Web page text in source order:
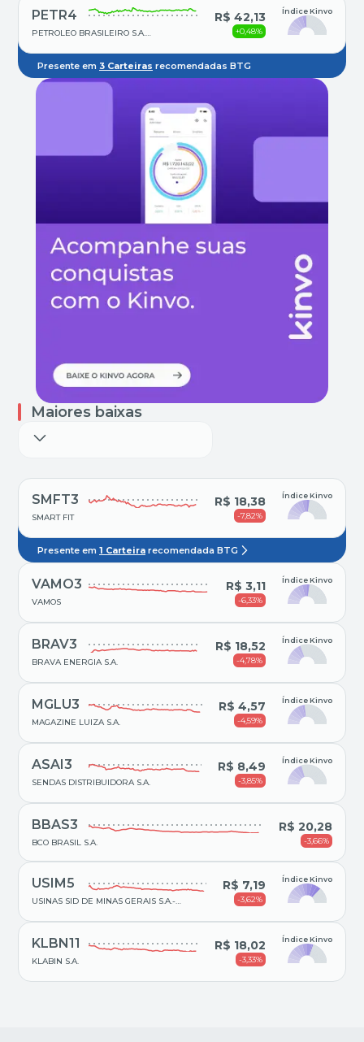
PETR4
PETROLEO BRASILEIRO S.A.
R$ 42,13
+0,48%
Índice Kinvo
Presente em 3 Carteiras recomendadas BTG
Maiores baixas
SMFT3
SMART FIT
R$ 18,38
-7,82%
Índice Kinvo
Presente em 1 Carteira recomendada BTG
VAMO3
VAMOS
R$ 3,11
-6,33%
Índice Kinvo
BRAV3
BRAVA ENERGIA S.A.
R$ 18,52
-4,78%
Índice Kinvo
MGLU3
MAGAZINE LUIZA S.A.
R$ 4,57
-4,59%
Índice Kinvo
ASAI3
SENDAS DISTRIBUIDORA S.A.
R$ 8,49
-3,85%
Índice Kinvo
BBAS3
BCO BRASIL S.A.
R$ 20,28
-3,66%
USIM5
USINAS SID DE MINAS GERAIS S.A.-
R$ 7,19
-3,62%
Índice Kinvo
KLBN11
KLABIN S.A.
R$ 18,02
-3,33%
Índice Kinvo